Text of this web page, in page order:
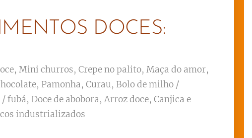
DOCES:
Mini churros, Crepe no palito, Maça do amor,
Pamonha, Curau, Bolo de milho /
fubá, Doce de abobora, Arroz doce, Canjica e
industrializados